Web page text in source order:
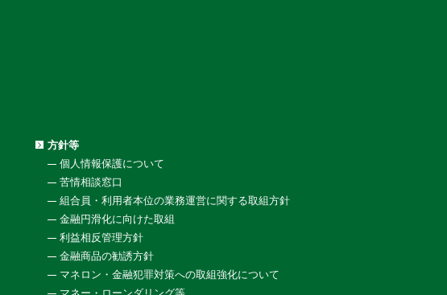
方針等
個人情報保護について
苦情相談窓口
組合員・利用者本位の業務運営に関する取組方針
金融円滑化に向けた取組
利益相反管理方針
金融商品の勧誘方針
マネロン・金融犯罪対策への取組強化について